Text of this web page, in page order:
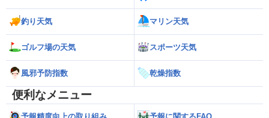
釣り天気 マリン天気
ゴルフ場の天気 スポーツ天気
風邪予防指数 乾燥指数
便利なメニュー